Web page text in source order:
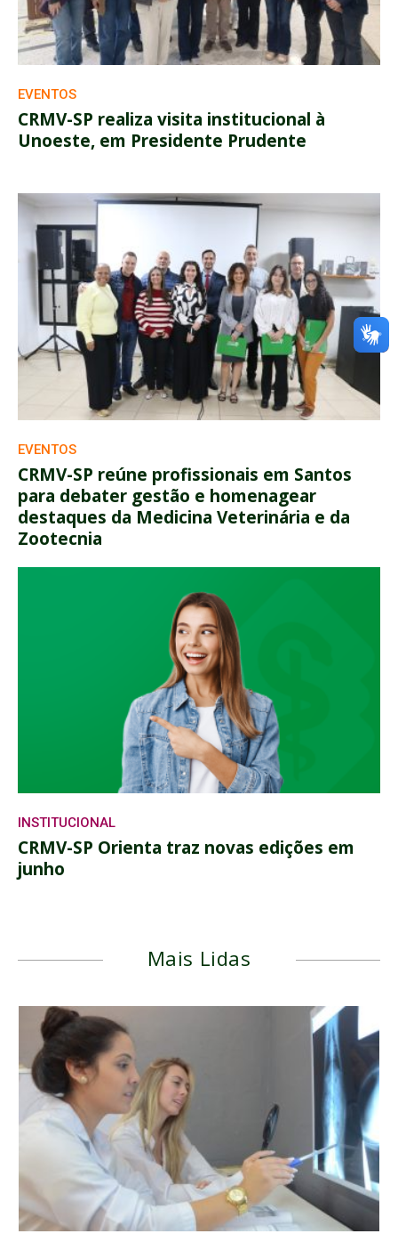
EVENTOS
CRMV-SP realiza visita institucional à
Unoeste, em Presidente Prudente
EVENTOS
CRMV-SP reúne profissionais em Santos
para debater gestão e homenagear
destaques da Medicina Veterinária e da
Zootecnia
INSTITUCIONAL
CRMV-SP Orienta traz novas edições em
junho
Mais Lidas